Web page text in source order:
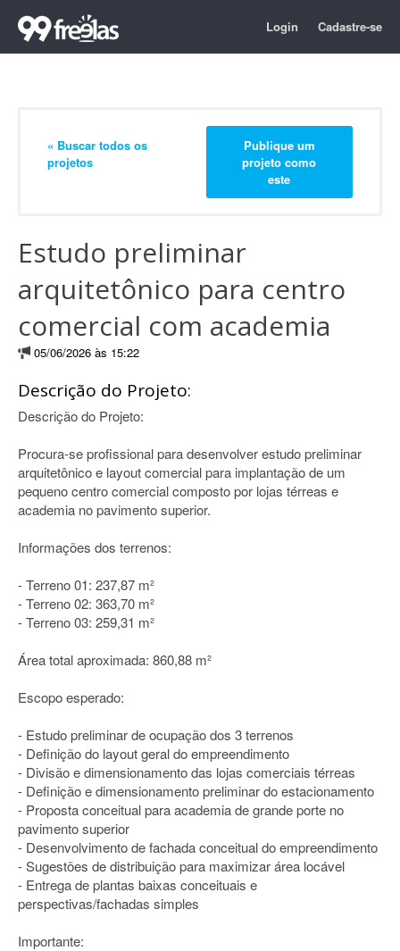
Login Cadastre-se
« Buscar todos os
projetos
Publique um
projeto como
este
Estudo preliminar
arquitetônico para centro
comercial com academia
05/06/2026 às 15:22
Descrição do Projeto:
Descrição do Projeto:
Procura-se profissional para desenvolver estudo preliminar
arquitetônico e layout comercial para implantação de um
pequeno centro comercial composto por lojas térreas e
academia no pavimento superior.
Informações dos terrenos:
- Terreno 01: 237,87 m²
- Terreno 02: 363,70 m²
- Terreno 03: 259,31 m²
Área total aproximada: 860,88 m²
Escopo esperado:
- Estudo preliminar de ocupação dos 3 terrenos
- Definição do layout geral do empreendimento
- Divisão e dimensionamento das lojas comerciais térreas
- Definição e dimensionamento preliminar do estacionamento
- Proposta conceitual para academia de grande porte no
pavimento superior
- Desenvolvimento de fachada conceitual do empreendimento
- Sugestões de distribuição para maximizar área locável
- Entrega de plantas baixas conceituais e
perspectivas/fachadas simples
Importante: